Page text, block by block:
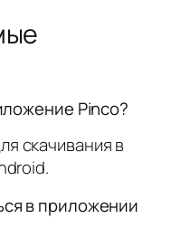
Pinco?
скачивания в
в приложении